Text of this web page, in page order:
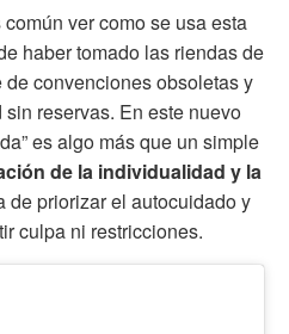
ver como se usa esta
haber tomado las riendas de
convenciones obsoletas y
reservas. En este nuevo
es algo más que un simple
de la individualidad y la
de priorizar el autocuidado y
culpa ni restricciones.